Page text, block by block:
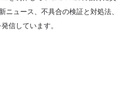
ニュース、不具合の検証と対処法、
信しています。